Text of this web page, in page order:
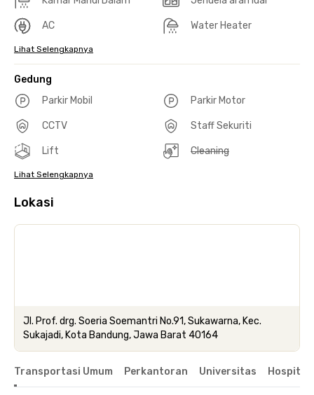
AC Water Heater
Lihat Selengkapnya
Gedung
Parkir Mobil
Parkir Motor
CCTV Staff Sekuriti
Lift Cleaning
Lihat Selengkapnya
Lokasi
Jl. Prof. drg. Soeria Soemantri No.91, Sukawarna, Kec.
Sukajadi, Kota Bandung, Jawa Barat 40164
Transportasi Umum Perkantoran Universitas Hospital